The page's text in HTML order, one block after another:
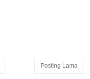
Posting Lama